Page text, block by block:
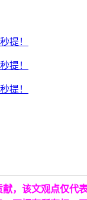
，该文观点仅代